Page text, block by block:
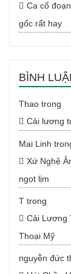
Ca cổ
gốc rất hay
BÌNH
Thao trong
Cải lương
Mai Linh
Xứ Nghệ
ngọt lịm
T trong
Cải Lương
Thoại Mỹ
nguyễn đức